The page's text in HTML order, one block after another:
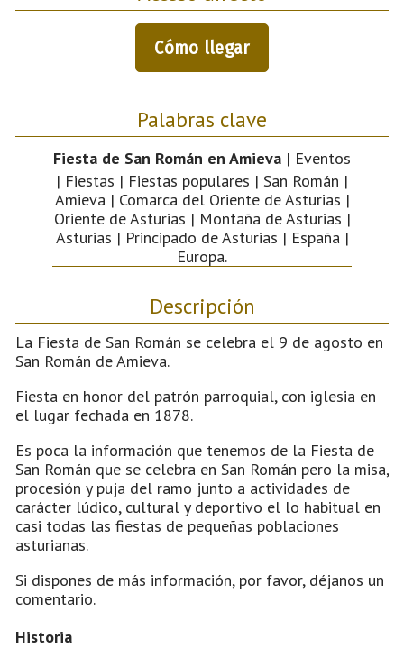
Cómo llegar
Palabras clave
Fiesta de San Román en Amieva | Eventos
| Fiestas | Fiestas populares | San Román |
Amieva | Comarca del Oriente de Asturias |
Oriente de Asturias | Montaña de Asturias |
Asturias | Principado de Asturias | España |
Europa.
Descripción
La Fiesta de San Román se celebra el 9 de agosto en
San Román de Amieva.
Fiesta en honor del patrón parroquial, con iglesia en
el lugar fechada en 1878.
Es poca la información que tenemos de la Fiesta de
San Román que se celebra en San Román pero la misa,
procesión y puja del ramo junto a actividades de
carácter lúdico, cultural y deportivo el lo habitual en
casi todas las fiestas de pequeñas poblaciones
asturianas.
Si dispones de más información, por favor, déjanos un
comentario.
Historia